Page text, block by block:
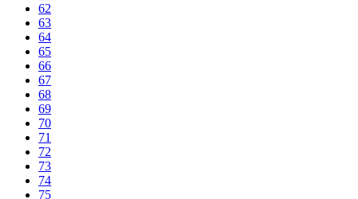
62
63
64
65
66
67
68
69
70
71
72
73
74
75